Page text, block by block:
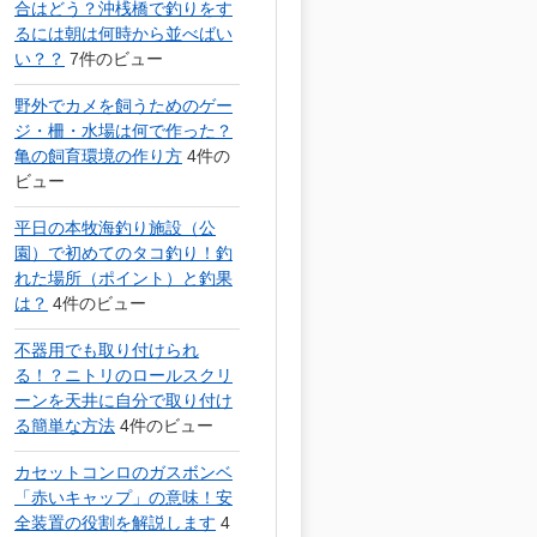
合はどう？沖桟橋で釣りをす
るには朝は何時から並べばい
い？？ 7件のビュー
野外でカメを飼うためのゲー
ジ・柵・水場は何で作った？
亀の飼育環境の作り方 4件の
ビュー
平日の本牧海釣り施設（公
園）で初めてのタコ釣り！釣
れた場所（ポイント）と釣果
は？ 4件のビュー
不器用でも取り付けられ
る！？ニトリのロールスクリ
ーンを天井に自分で取り付け
る簡単な方法 4件のビュー
カセットコンロのガスボンベ
「赤いキャップ」の意味！安
全装置の役割を解説します 4